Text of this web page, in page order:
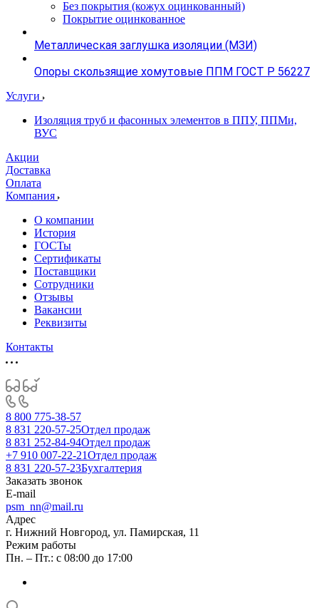
Без покрытия (кожух оцинкованный)
Покрытие оцинкованное
Металлическая заглушка изоляции (МЗИ)
Опоры скользящие хомутовые ППМ ГОСТ Р 56227
Услуги
Изоляция труб и фасонных элементов в ППУ, ППМи,
ВУС
Акции
Доставка
Оплата
Компания
О компании
История
ГОСТы
Сертификаты
Поставщики
Сотрудники
Отзывы
Вакансии
Реквизиты
Контакты
8 800 775-38-57
8 831 220-57-25Отдел продаж
8 831 252-84-94Отдел продаж
+7 910 007-22-21Отдел продаж
8 831 220-57-23Бухгалтерия
Заказать звонок
E-mail
psm_nn@mail.ru
Адрес
г. Нижний Новгород, ул. Памирская, 11
Режим работы
Пн. – Пт.: с 08:00 до 17:00